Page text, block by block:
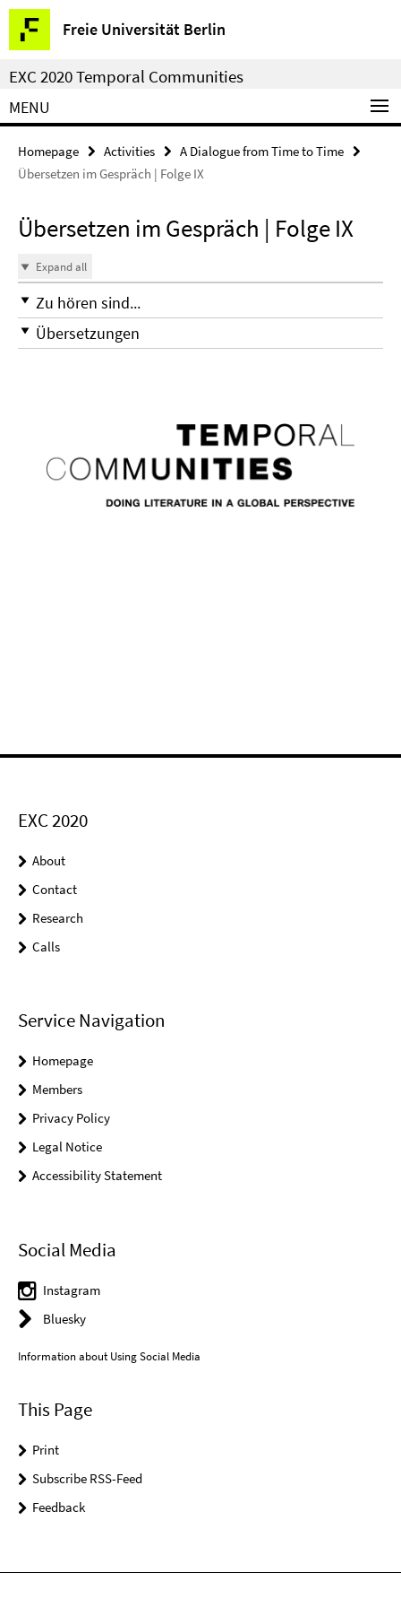
Springe
direkt
zu
Inhalt
Freie Universität Berlin
Service
Navigation
EXC 2020 Temporal Communities
MENU
Homepage Activities
A Dialogue from Time to Time
Übersetzen im Gespräch | Folge IX
Übersetzen im Gespräch | Folge IX
Expand all
Zu hören sind...
Übersetzungen
EXC 2020
About
Contact
Research
Calls
Service Navigation
Homepage
Members
Privacy Policy
Legal Notice
Accessibility Statement
Social Media
Instagram
Bluesky
Information about Using Social Media
This Page
Print
Subscribe RSS-Feed
Feedback